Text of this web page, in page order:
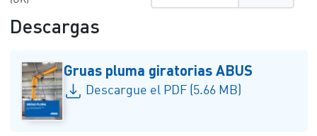
Descargas
Gruas pluma giratorias ABUS
Descargue el PDF (5.66 MB)